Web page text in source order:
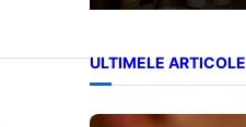
ULTIMELE ARTICOLE